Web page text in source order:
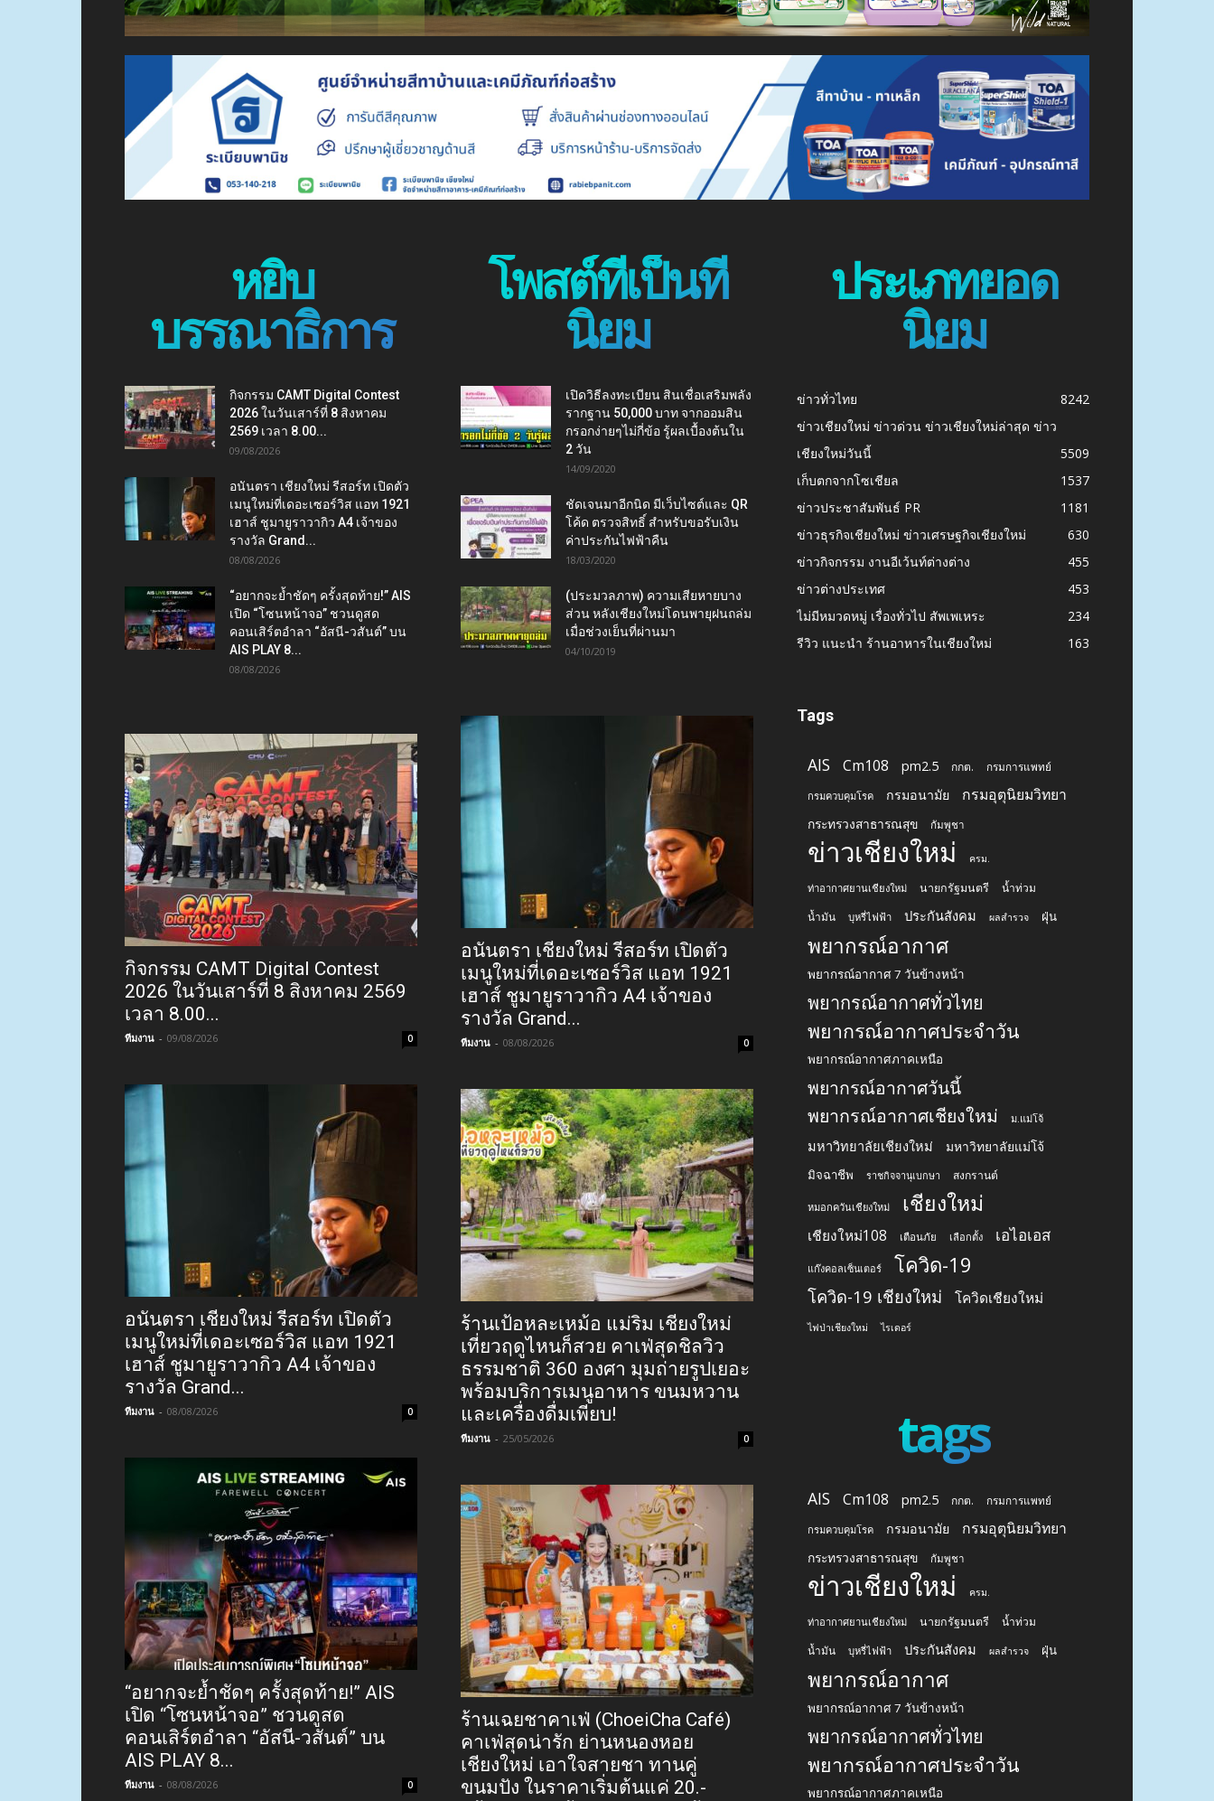
หยิบ
บรรณาธิการ
กิจกรรม CAMT Digital Contest
2026 ในวันเสาร์ที่ 8 สิงหาคม
2569 เวลา 8.00...
09/08/2026
อนันตรา เชียงใหม่ รีสอร์ท เปิดตัว
เมนูใหม่ที่เดอะเซอร์วิส แอท 1921
เฮาส์ ชูมายูราวากิว A4 เจ้าของ
รางวัล Grand...
08/08/2026
“อยากจะย้ำชัดๆ ครั้งสุดท้าย!” AIS
เปิด “โซนหน้าจอ” ชวนดูสด
คอนเสิร์ตอำลา “อัสนี-วสันต์” บน
AIS PLAY 8...
08/08/2026
กิจกรรม CAMT Digital Contest
2026 ในวันเสาร์ที่ 8 สิงหาคม 2569
เวลา 8.00...
ทีมงาน - 09/08/2026 0
อนันตรา เชียงใหม่ รีสอร์ท เปิดตัว
เมนูใหม่ที่เดอะเซอร์วิส แอท 1921
เฮาส์ ชูมายูราวากิว A4 เจ้าของ
รางวัล Grand...
ทีมงาน - 08/08/2026 0
“อยากจะย้ำชัดๆ ครั้งสุดท้าย!” AIS
เปิด “โซนหน้าจอ” ชวนดูสด
คอนเสิร์ตอำลา “อัสนี-วสันต์” บน
AIS PLAY 8...
ทีมงาน - 08/08/2026 0
โพสต์ที่เป็นที่
นิยม
เปิดวิธีลงทะเบียน สินเชื่อเสริมพลัง
รากฐาน 50,000 บาท จากออมสิน
กรอกง่ายๆไม่กี่ข้อ รู้ผลเบื้องต้นใน
2 วัน
14/09/2020
ชัดเจนมาอีกนิด มีเว็บไซต์และ QR
โค้ด ตรวจสิทธิ์ สำหรับขอรับเงิน
ค่าประกันไฟฟ้าคืน
18/03/2020
(ประมวลภาพ) ความเสียหายบาง
ส่วน หลังเชียงใหม่โดนพายุฝนถล่ม
เมื่อช่วงเย็นที่ผ่านมา
04/10/2019
อนันตรา เชียงใหม่ รีสอร์ท เปิดตัว
เมนูใหม่ที่เดอะเซอร์วิส แอท 1921
เฮาส์ ชูมายูราวากิว A4 เจ้าของ
รางวัล Grand...
ทีมงาน - 08/08/2026 0
ร้านเป้อหละเหม้อ แม่ริม เชียงใหม่
เที่ยวฤดูไหนก็สวย คาเฟ่สุดชิลวิว
ธรรมชาติ 360 องศา มุมถ่ายรูปเยอะ
พร้อมบริการเมนูอาหาร ขนมหวาน
และเครื่องดื่มเพียบ!
ทีมงาน - 25/05/2026 0
ร้านเฉยชาคาเฟ่ (ChoeiCha Café)
คาเฟ่สุดน่ารัก ย่านหนองหอย
เชียงใหม่ เอาใจสายชา ทานคู่
ขนมปัง ในราคาเริ่มต้นแค่ 20.-
ประเภทยอด
นิยม
ข่าวทั่วไทย
8242
ข่าวเชียงใหม่ ข่าวด่วน ข่าวเชียงใหม่ล่าสุด ข่าว
เชียงใหม่วันนี้
5509
เก็บตกจากโซเชียล
1537
ข่าวประชาสัมพันธ์ PR
1181
ข่าวธุรกิจเชียงใหม่ ข่าวเศรษฐกิจเชียงใหม่
630
ข่าวกิจกรรม งานอีเว้นท์ต่างต่าง
455
ข่าวต่างประเทศ
453
ไม่มีหมวดหมู่ เรื่องทั่วไป สัพเพเหระ
234
รีวิว แนะนำ ร้านอาหารในเชียงใหม่
163
Tags
AIS Cm108 pm2.5 กกต. กรมการแพทย์
กรมควบคุมโรค กรมอนามัย กรมอุตุนิยมวิทยา
กระทรวงสาธารณสุข กัมพูชา
ข่าวเชียงใหม่ ครม.
ท่าอากาศยานเชียงใหม่ นายกรัฐมนตรี น้ำท่วม
น้ำมัน บุหรี่ไฟฟ้า ประกันสังคม ผลสำรวจ ฝุ่น
พยากรณ์อากาศ
พยากรณ์อากาศ 7 วันข้างหน้า
พยากรณ์อากาศทั่วไทย
พยากรณ์อากาศประจำวัน
พยากรณ์อากาศภาคเหนือ
พยากรณ์อากาศวันนี้
พยากรณ์อากาศเชียงใหม่
ม.แม่โจ้
มหาวิทยาลัยเชียงใหม่ มหาวิทยาลัยแม่โจ้
มิจฉาชีพ ราชกิจจานุเบกษา สงกรานต์
หมอกควันเชียงใหม่ เชียงใหม่
เชียงใหม่108 เตือนภัย เลือกตั้ง เอไอเอส
แก๊งคอลเซ็นเตอร์ โควิด-19
โควิด-19 เชียงใหม่ โควิดเชียงใหม่
ไฟป่าเชียงใหม่ ไรเดอร์
tags
AIS Cm108 pm2.5 กกต. กรมการแพทย์
กรมควบคุมโรค กรมอนามัย กรมอุตุนิยมวิทยา
กระทรวงสาธารณสุข กัมพูชา
ข่าวเชียงใหม่ ครม.
ท่าอากาศยานเชียงใหม่ นายกรัฐมนตรี น้ำท่วม
น้ำมัน บุหรี่ไฟฟ้า ประกันสังคม ผลสำรวจ ฝุ่น
พยากรณ์อากาศ
พยากรณ์อากาศ 7 วันข้างหน้า
พยากรณ์อากาศทั่วไทย
พยากรณ์อากาศประจำวัน
พยากรณ์อากาศภาคเหนือ